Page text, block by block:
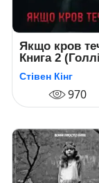
Якщо кров
Книга 2 (Голлі
Гібні)
Стівен Кінг
970